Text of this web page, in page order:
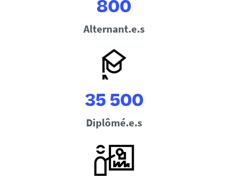
800
Alternant.e.s
35 500
Diplômé.e.s